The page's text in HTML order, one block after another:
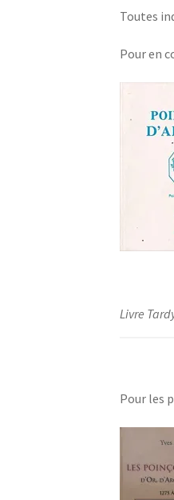
Toutes
Pour en
Livre
Pour les